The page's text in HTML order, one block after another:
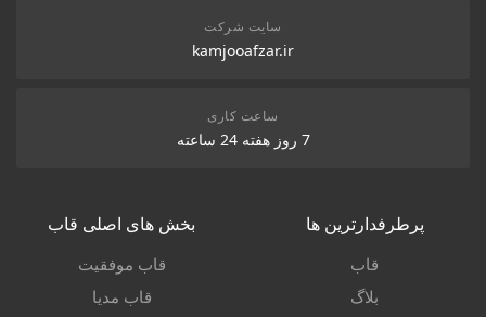
سایت شرکت
kamjooafzar.ir
ساعت کاری
7 روز هفته 24 ساعته
پرطرفدارترین ها
قاب
بلاگ
بخش های اصلی قاب
قاب موفقیت
قاب مدیا